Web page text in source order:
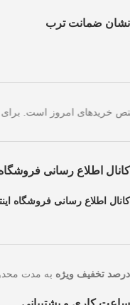
نشان ضمانت ترب
تخفیف ویژه صرفاً مختص
کانال اطلاع رسانی فروشگاه
کانال اطلاع رسانی فروشگاه
۵۰ درصد تخفیف ویژهدست ندهید!